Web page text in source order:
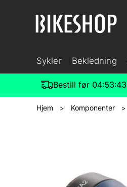
Sykler Bekledning
Bestill før 04:53:42
Hjem > Komponenter >